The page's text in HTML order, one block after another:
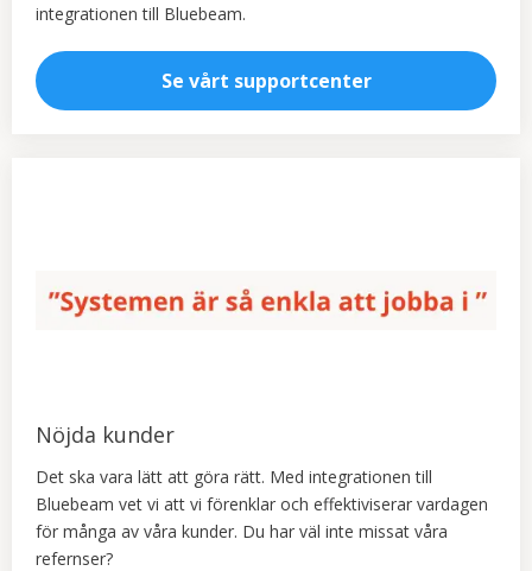
integrationen till Bluebeam.
Se vårt supportcenter
Nöjda kunder
Det ska vara lätt att göra rätt. Med integrationen till
Bluebeam vet vi att vi förenklar och effektiviserar vardagen
för många av våra kunder. Du har väl inte missat våra
refernser?